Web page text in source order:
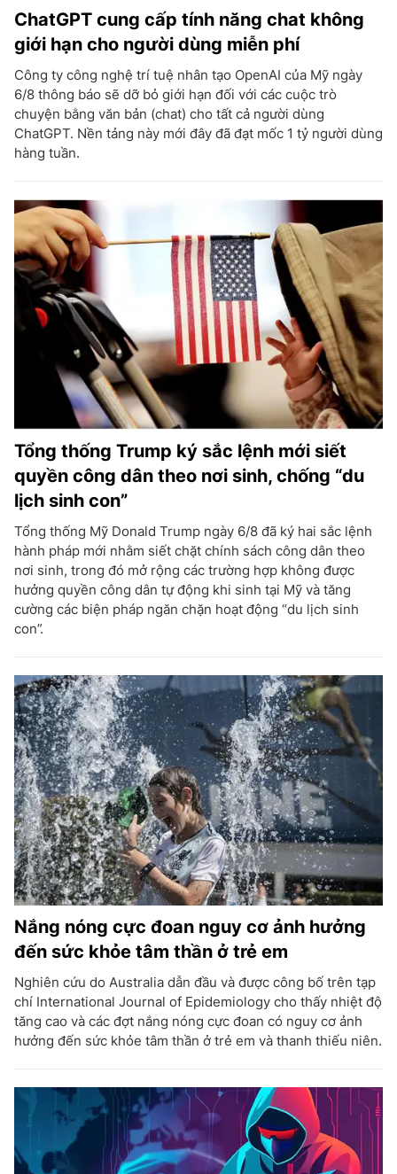
ChatGPT cung cấp tính năng chat không
giới hạn cho người dùng miễn phí
Công ty công nghệ trí tuệ nhân tạo OpenAI của Mỹ ngày
6/8 thông báo sẽ dỡ bỏ giới hạn đối với các cuộc trò
chuyện bằng văn bản (chat) cho tất cả người dùng
ChatGPT. Nền tảng này mới đây đã đạt mốc 1 tỷ người dùng
hàng tuần.
Tổng thống Trump ký sắc lệnh mới siết
quyền công dân theo nơi sinh, chống “du
lịch sinh con”
Tổng thống Mỹ Donald Trump ngày 6/8 đã ký hai sắc lệnh
hành pháp mới nhằm siết chặt chính sách công dân theo
nơi sinh, trong đó mở rộng các trường hợp không được
hưởng quyền công dân tự động khi sinh tại Mỹ và tăng
cường các biện pháp ngăn chặn hoạt động “du lịch sinh
con”.
Nắng nóng cực đoan nguy cơ ảnh hưởng
đến sức khỏe tâm thần ở trẻ em
Nghiên cứu do Australia dẫn đầu và được công bố trên tạp
chí International Journal of Epidemiology cho thấy nhiệt độ
tăng cao và các đợt nắng nóng cực đoan có nguy cơ ảnh
hưởng đến sức khỏe tâm thần ở trẻ em và thanh thiếu niên.